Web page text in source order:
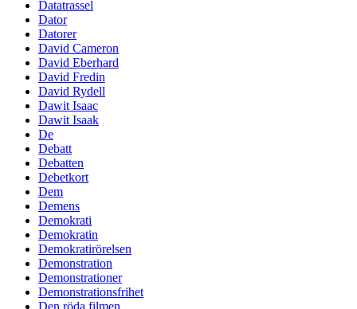
Datatrassel
Dator
Datorer
David Cameron
David Eberhard
David Fredin
David Rydell
Dawit Isaac
Dawit Isaak
De
Debatt
Debatten
Debetkort
Dem
Demens
Demokrati
Demokratin
Demokratirörelsen
Demonstration
Demonstrationer
Demonstrationsfrihet
Den röda filmen